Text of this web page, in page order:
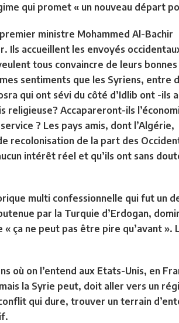
qui promet « un nouveau départ
ministre Mohammed Al-Bachir
Ils accueillent les envoyés
tous convaincre de leurs bonnes
sentiments que les Syriens, entre
qui ont sévi du côté d’Idlib ont -ils
religieuse? Accapareront-ils
? Les pays amis, dont l’Algérie,
recolonisation de la part des
intérêt réel et qu’ils ont sans
multi confessionnelle qui fut un
par la Turquie d’Erdogan,
ça ne peut pas être pire qu’avant ».
où on l’entend aux Etats-Unis, en
la Syrie peut, doit aller vers un
qui dure, trouver un terrain